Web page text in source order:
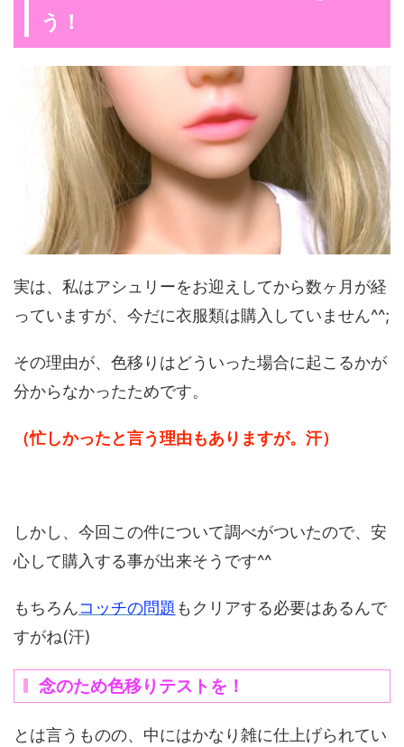
う！
実は、私はアシュリーをお迎えしてから数ヶ月が経
っていますが、今だに衣服類は購入していません^^;
その理由が、色移りはどういった場合に起こるかが
分からなかったためです。
（忙しかったと言う理由もありますが。汗）
しかし、今回この件について調べがついたので、安
心して購入する事が出来そうです^^
もちろんコッチの問題 もクリアする必要はあるんで
すがね(汗)
念のため色移りテストを！
とは言うものの、中にはかなり雑に仕上げられてい